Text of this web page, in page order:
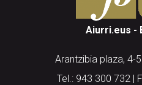
Aiurri.eus -
Arantzibia plaza, 4-
Tel.: 943 300 732 |